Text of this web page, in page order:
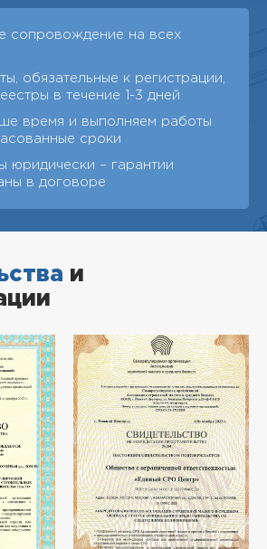
сопровождение на всех
обязательные к регистрации,
в течение 1-3 дней
время и выполняем работы
сроки
юридически – гарантии
в договоре
и